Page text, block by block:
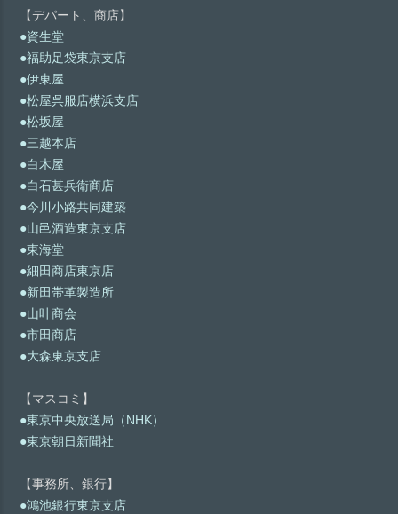
【デパート、商店】
●資生堂
●福助足袋東京支店
●伊東屋
●松屋呉服店横浜支店
●松坂屋
●三越本店
●白木屋
●白石甚兵衛商店
●今川小路共同建築
●山邑酒造東京支店
●東海堂
●細田商店東京店
●新田帯革製造所
●山叶商会
●市田商店
●大森東京支店
【マスコミ】
●東京中央放送局（NHK）
●東京朝日新聞社
【事務所、銀行】
●鴻池銀行東京支店